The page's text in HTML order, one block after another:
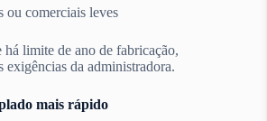
ou comerciais leves
limite de ano de fabricação,
exigências da administradora.
mais rápido